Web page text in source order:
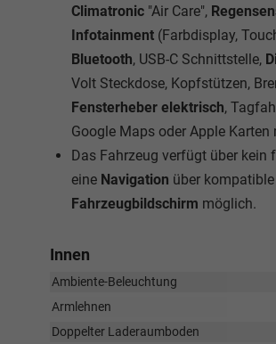
Climatronic "Air Care",
Infotainment (Farbdisplay,
Bluetooth, USB-C Schnittstelle,
Volt Steckdose, Kopfstützen,
Fensterheber elektrisch,
Google Maps oder Apple Karten
Das Fahrzeug verfügt über
eine Navigation über
Fahrzeugbildschirm möglich.
Innen
Ambiente-Beleuchtung
Armlehnen
Doppelter Laderaumboden